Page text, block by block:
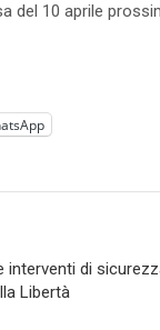
del 10 aprile
interventi di
Libertà